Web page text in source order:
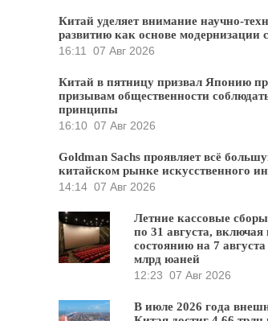
Китай уделяет внимание научно-
развитию как основе модернизации
16:11
07 Авг 2026
Китай в пятницу призвал Японию
призывам общественности
принципы
16:10 07 Авг 2026
Goldman Sachs проявляет всё
китайском рынке искусственного
14:14 07 Авг 2026
Летние кассовые
по 31 августа,
состоянию на 7
млрд юаней
12:23 07 Авг 2026
В июле 2026 года